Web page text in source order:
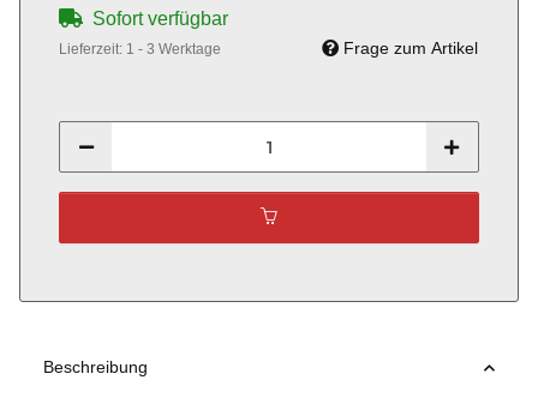
Sofort verfügbar
Lieferzeit: 1 - 3 Werktage Frage zum Artikel
Beschreibung